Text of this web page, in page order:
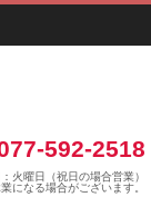
592-2518
曜日（祝日の場合営業）
になる場合がございます。